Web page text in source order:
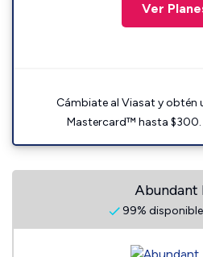
Ver
Cámbiate al Viasat y obtén
Mastercard™ hasta $300.
Abundant
99% disponible